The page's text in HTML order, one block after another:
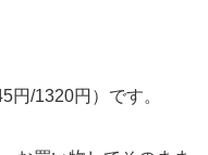
/1320円）です。